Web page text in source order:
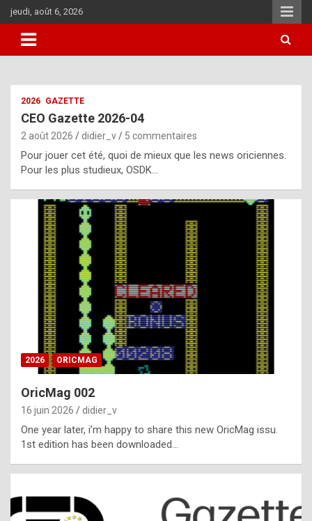
Aller
au
contenu
jeudi, août 6, 2026
i
u
l
y
d
i
ff
i
l
t
t
s
2026 GAZETTE
CEO Gazette 2026-04
2 août 2026 didier_v 5 commentaires
Pour jouer cet été, quoi de mieux que les news oriciennes.
Pour les plus studieux, OSDK…
2026 ORICMAG
OricMag 002
16 juin 2026 didier_v
One year later, i’m happy to share this new OricMag issu.
1st edition has been downloaded…